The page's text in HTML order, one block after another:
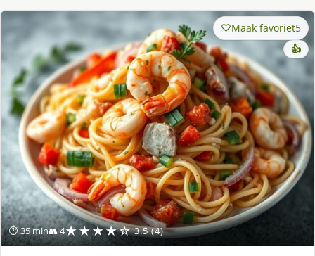
⏱ 35 min👥 4★★★★☆ 3.5 (4)
Maak favoriet5
👍